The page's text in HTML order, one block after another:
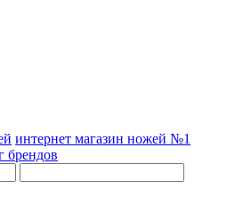
интернет магазин ножей №1
брендов